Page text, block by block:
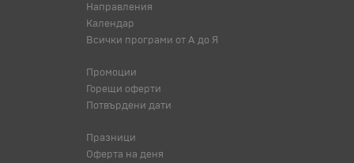
Направления
Календар
Всички програми от А до Я
Промоции
Горещи оферти
Потвърдени дати
Празници
Оферта на деня